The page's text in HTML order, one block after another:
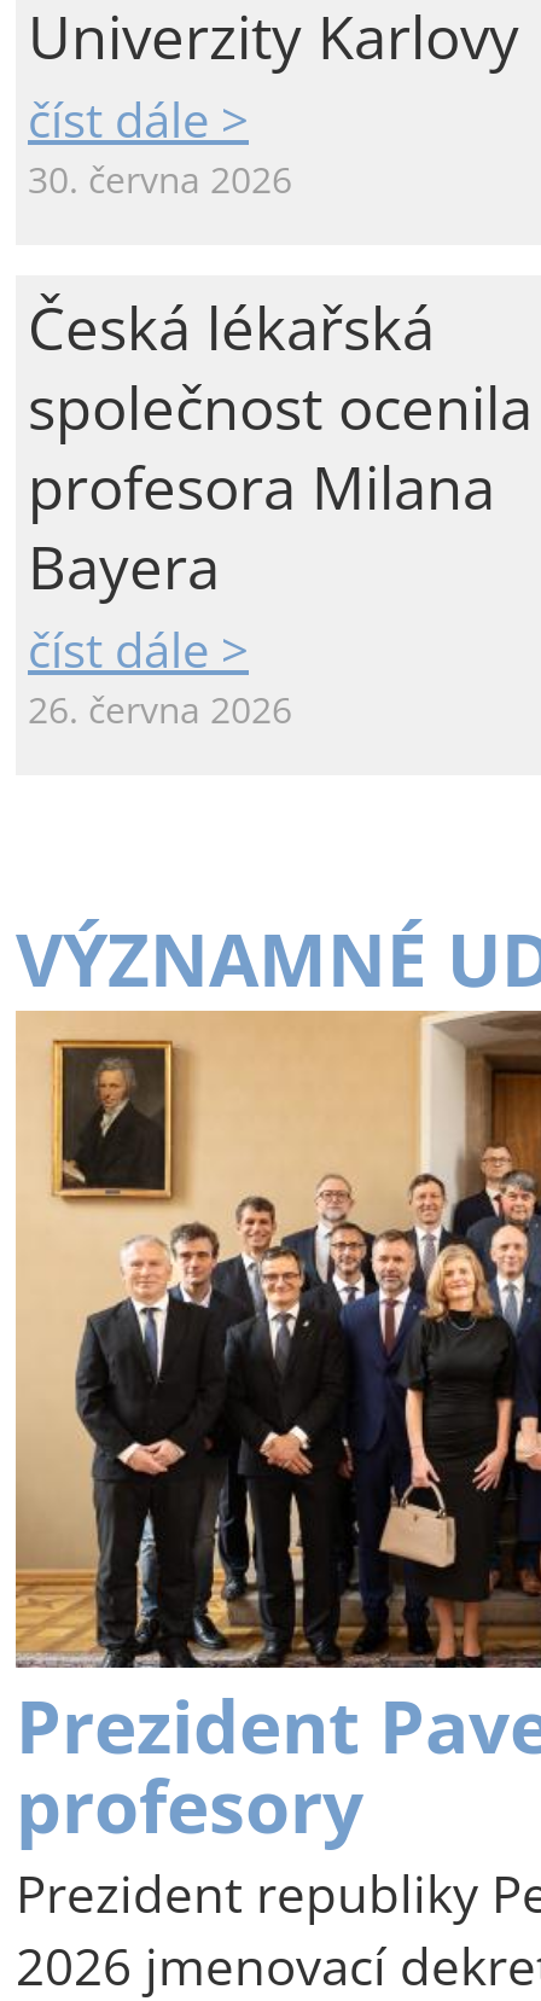
Univerzity Karlovy
číst dále >
30. června 2026
Česká lékařská
společnost ocenila
profesora Milana
Bayera
číst dále >
26. června 2026
VÝZNAMNÉ
Prezident
profesory
Prezident republiky
2026 jmenovací